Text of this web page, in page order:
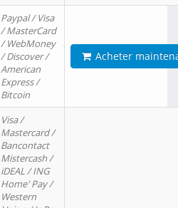
Paypal / Visa
/ MasterCard
/ WebMoney
/ Discover /
American
Express /
Bitcoin
Acheter
Visa /
Mastercard /
Bancontact
Mistercash /
iDEAL / ING
Home' Pay /
Western